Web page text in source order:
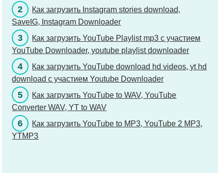
2
Как загрузить Instagram stories download,
SaveIG, Instagram Downloader
3
Как загрузить YouTube Playlist mp3 с участием
YouTube Downloader, youtube playlist downloader
4
Как загрузить YouTube download hd videos, yt hd
download с участием Youtube Downloader
5
Как загрузить YouTube to WAV, YouTube
Converter WAV, YT to WAV
6
Как загрузить YouTube to MP3, YouTube 2 MP3,
YTMP3